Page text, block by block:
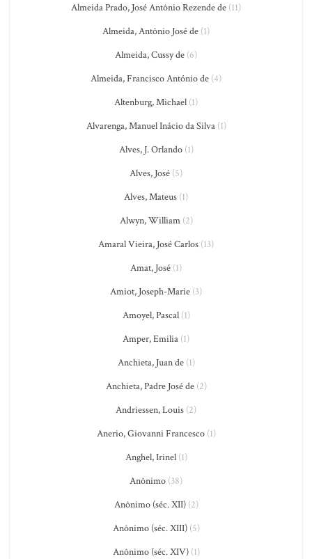
Almeida Prado, José Antônio Rezende de (11)
Almeida, Antônio José de (1)
Almeida, Cussy de (6)
Almeida, Francisco António de (4)
Altenburg, Michael (1)
Alvarenga, Manuel Inácio da Silva(1)
Alves, J. Orlando(1)
Alves, José (5)
Alves, Mateus (1)
Alwyn, William(2)
Amaral Vieira, José Carlos (13)
Amat, José (1)
Amiot, Joseph-Marie (3)
Amoyel, Pascal(1)
Amper, Emilia (1)
Anchieta, Juan de(1)
Anchieta, Padre José de(2)
Andriessen, Louis (2)
Anerio, Giovanni Francesco(1)
Anghel, Irinel(1)
Anônimo (38)
Anônimo (séc. XII)(2)
Anônimo (séc. XIII)(5)
Anônimo (séc. XIV)(1)